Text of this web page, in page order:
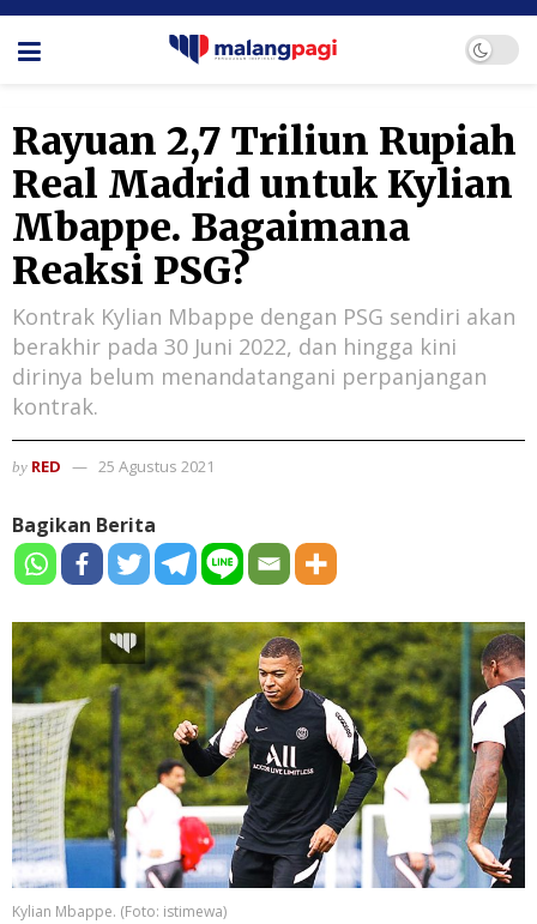
Rayuan 2,7 Triliun Rupiah
Real Madrid untuk Kylian
Mbappe. Bagaimana
Reaksi PSG?
Kontrak Kylian Mbappe dengan PSG sendiri akan
berakhir pada 30 Juni 2022, dan hingga kini
dirinya belum menandatangani perpanjangan
kontrak.
by RED 25 Agustus 2021
Bagikan Berita
Kylian Mbappe. (Foto: istimewa)